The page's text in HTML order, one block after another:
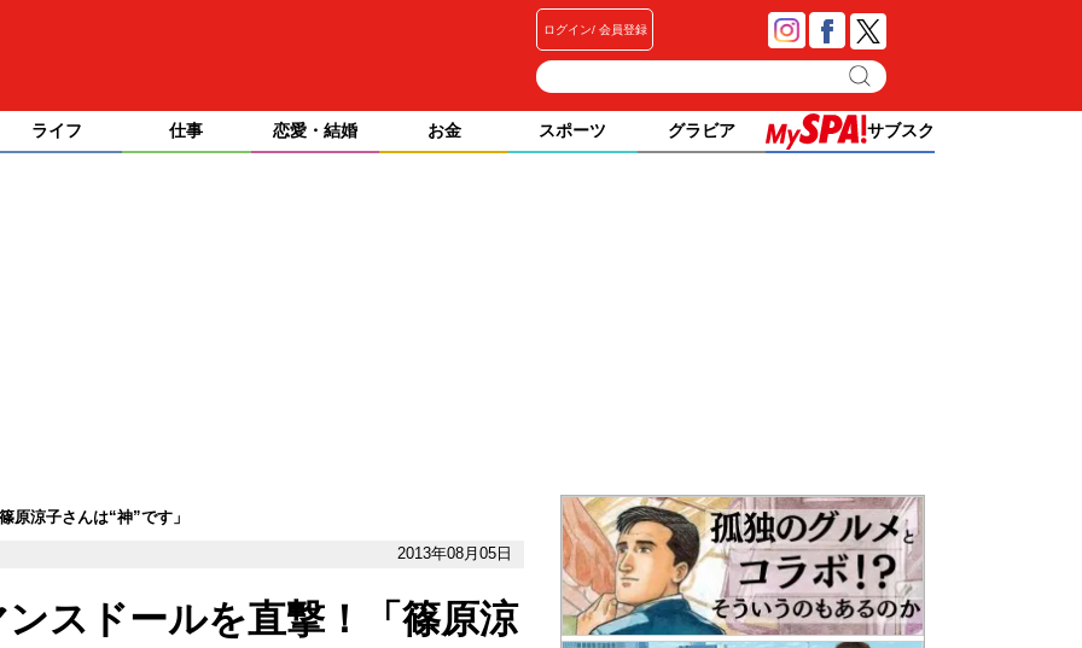
ログイン 会員登録
ライフ 仕事 恋愛・結婚 お金 スポーツ グラビア サブスク
原涼子さんは“神”です」
2013年08月05日
スドールを直撃！「篠原涼